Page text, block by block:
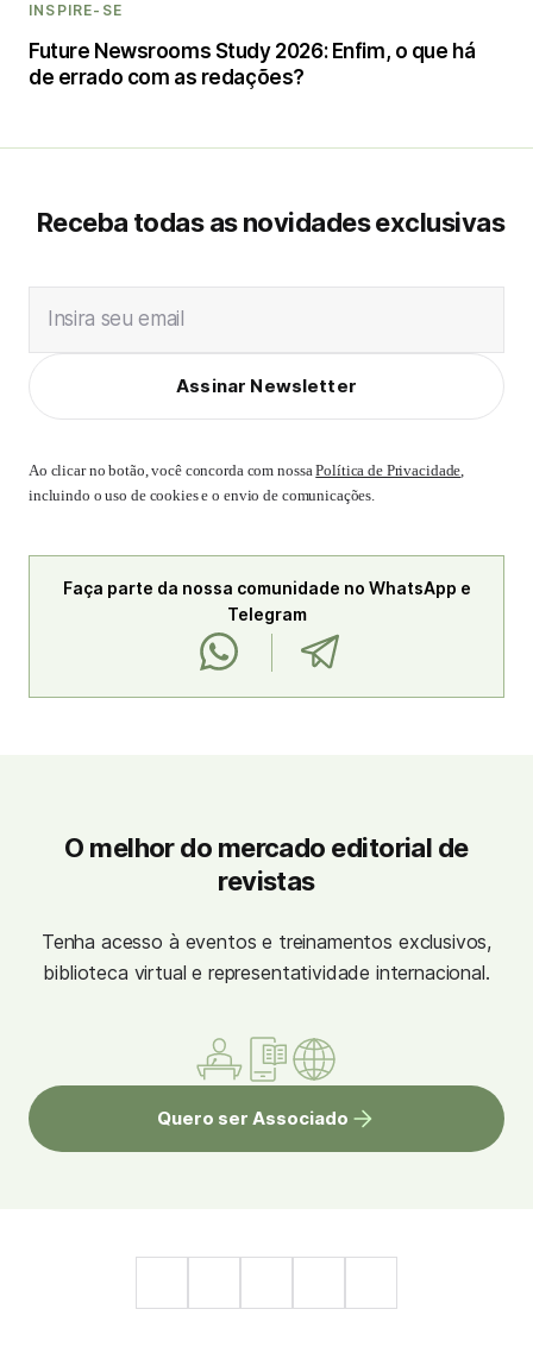
INSPIRE-SE
Future Newsrooms Study 2026: Enfim, o que há
de errado com as redações?
Receba todas as novidades exclusivas
Insira seu email
Assinar Newsletter
Ao clicar no botão, você concorda com nossaPolítica de Privacidade,
incluindo o uso de cookies e o envio de comunicações.
Faça parte da nossa comunidade no WhatsApp e
Telegram
O melhor do mercado editorial de
revistas
Tenha acesso à eventos e treinamentos exclusivos,
biblioteca virtual e representatividade internacional.
Quero ser Associado